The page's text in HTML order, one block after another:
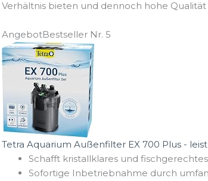
Verhältnis bieten und dennoch hohe
AngebotBestseller Nr. 5
Tetra Aquarium Außenfilter EX 700 Plus -
Schafft kristallklares und
Sofortige Inbetriebnahme durch